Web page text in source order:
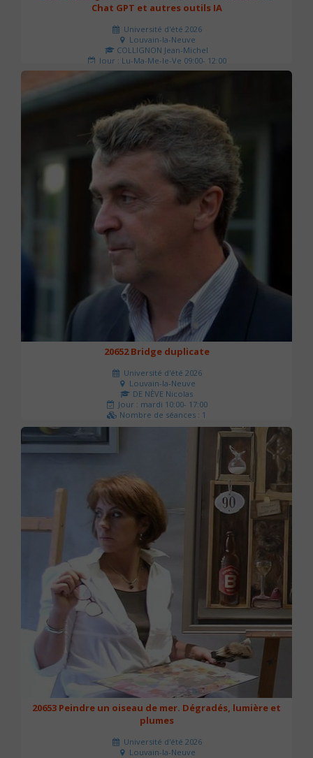
Chat GPT et autres outils IA
Université d'été 2026
Louvain-la-Neuve
COLLIGNON Jean-Michel
Jour : Lu-Ma-Me-Je-Ve 09:00- 12:00
Nombre de séances : 2
20652 Bridge duplicate
Université d'été 2026
Louvain-la-Neuve
DE NÈVE Nicolas
Jour : mardi 10:00- 17:00
Nombre de séances : 1
50 €
20653 Peindre un oiseau de mer. Dégradés, lumière et
plumes
Université d'été 2026
Louvain-la-Neuve